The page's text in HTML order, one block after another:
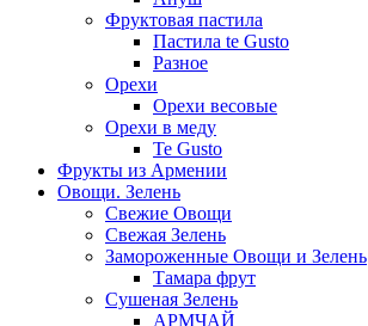
Фруктовая пастила
Пастила te Gusto
Разное
Орехи
Орехи весовые
Орехи в меду
Te Gusto
Фрукты из Армении
Овощи. Зелень
Свежие Овощи
Свежая Зелень
Замороженные Овощи и Зелень
Тамара фрут
Сушеная Зелень
АРМЧАЙ